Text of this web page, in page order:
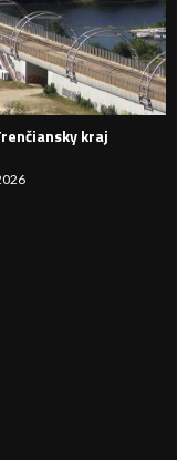
N
I
E
kraj